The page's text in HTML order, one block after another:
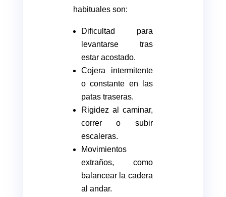
habituales son:
Dificultad para
levantarse tras
estar acostado.
Cojera intermitente
o constante en las
patas traseras.
Rigidez al caminar,
correr o subir
escaleras.
Movimientos
extraños, como
balancear la cadera
al andar.